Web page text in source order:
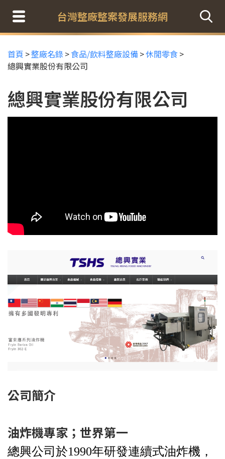
台灣整廠整案發展服務網
首頁 >整廠名錄>食品/飲料整廠設備 >休閒零食>
總興實業股份有限公司
總興實業股份有限公司
公司簡介
油炸機專家；世界第一
總興公司於1990年研發連續式油炸機，